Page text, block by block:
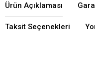
Ürün Açıklaması
Taksit Seçenekleri